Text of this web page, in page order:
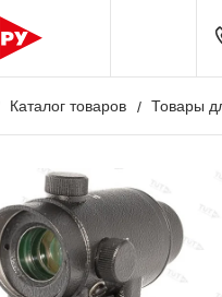
Каталог товаров Товары